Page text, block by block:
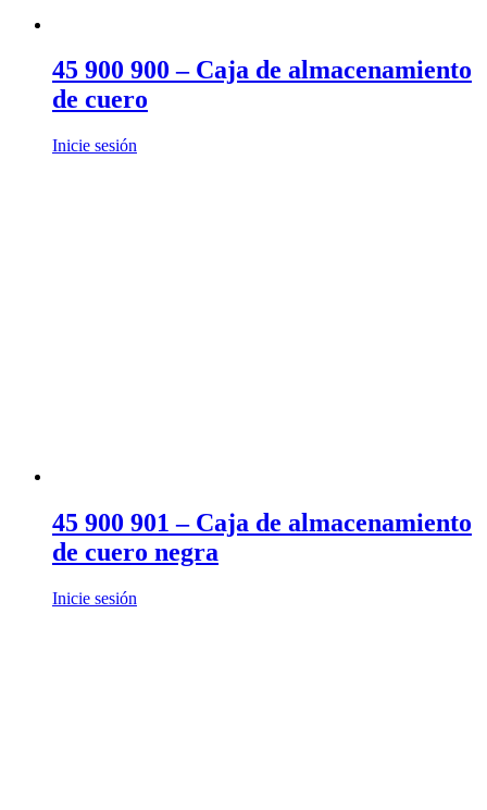
45 900 900 – Caja de almacenamiento
de cuero
Inicie sesión
45 900 901 – Caja de almacenamiento
de cuero negra
Inicie sesión